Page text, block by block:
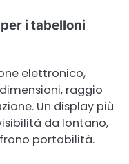
i tabelloni
elettronico,
raggio
Un display più
da lontano,
portabilità.